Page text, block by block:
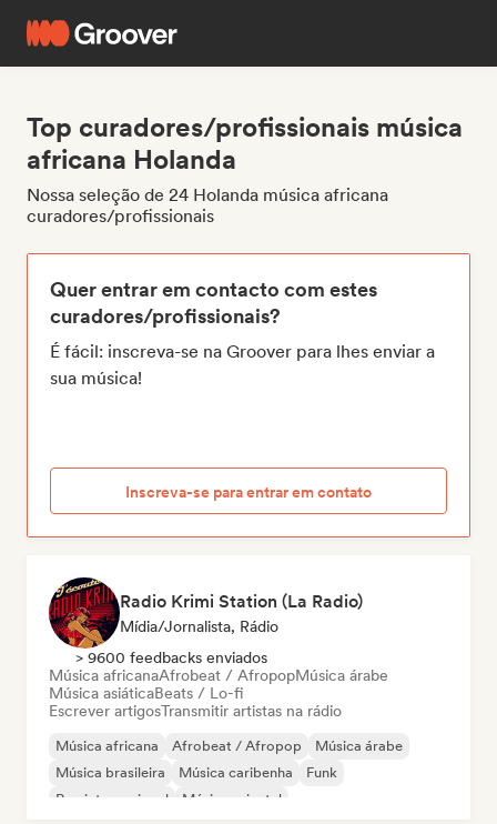
Top curadores/profissionais música
africana Holanda
Nossa seleção de 24 Holanda música africana
curadores/profissionais
Quer entrar em contacto com estes
curadores/profissionais?
É fácil: inscreva-se na Groover para lhes enviar a
sua música!
Inscreva-se para entrar em contato
Radio Krimi Station (La Radio)
Mídia/Jornalista, Rádio
> 9600 feedbacks enviados
Música africanaAfrobeat / AfropopMúsica árabe
Música asiáticaBeats / Lo-fi
Escrever artigosTransmitir artistas na rádio
Música africana Afrobeat / Afropop
Música árabe
Música brasileira
Música caribenha
Funk
Rap internacional
Música oriental